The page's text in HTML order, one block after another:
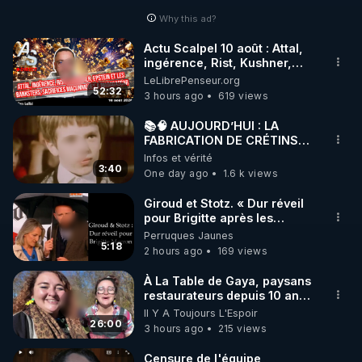
🌱 INSTAGRAM
https://www.instagram.com/rdlr_thierrycasasnovas/
http://rgnr.li/instagram
🌱 LA NEWSLETTER
Pour ne pas rater l’actualité RGNR (stages,
http://rgnr.li/news
🌱 VIDÉOS NON CENSURÉES SUR ODYSEE
Toutes les vidéos Youtube sont aussi sur la
http://rgnr.li/odysee
🌱 LES STAGES EN PRÉSENTIEL
Why this ad?
52:32
Actu Scalpel 10 août : Attal,
ingérence, Rist, Kushner,
Epstein, sacrifices
maçonniques à Madagascar
LeLibrePenseur.org
3 hours ago
619 views
3:40
📚🧠 AUJOURD’HUI : LA
FABRICATION DE CRÉTINS
QUI SE PRENNENT POUR
DES GÉNIES… 🤡🧠💥
Infos et vérité
One day ago
1.6 k views
5:18
Giroud et Stotz. « Dur réveil
pour Brigitte après les
élections européennes ».
Perruques Jaunes
2 hours ago
169 views
26:00
À La Table de Gaya, paysans
restaurateurs depuis 10 ans
dans l'Ariège
Il Y A Toujours L'Espoir
3 hours ago
215 views
Censure de l'équipe